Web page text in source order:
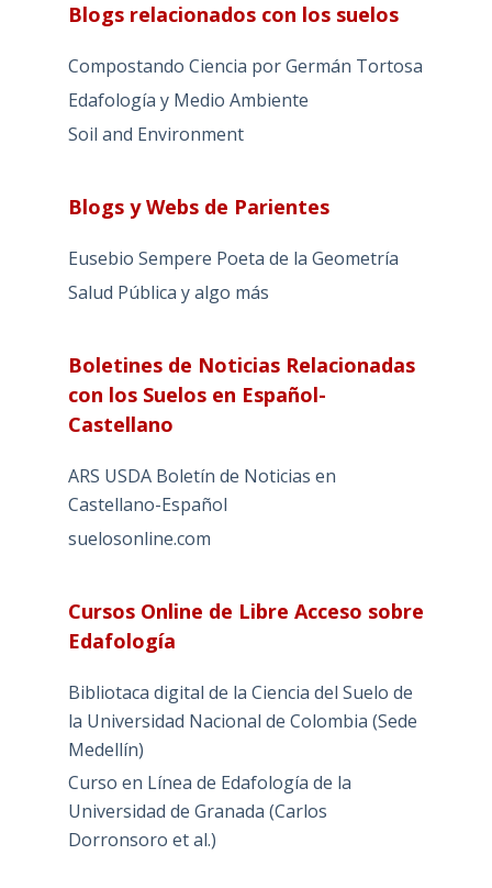
Blogs relacionados con los suelos
Compostando Ciencia por Germán Tortosa
Edafología y Medio Ambiente
Soil and Environment
Blogs y Webs de Parientes
Eusebio Sempere Poeta de la Geometría
Salud Pública y algo más
Boletines de Noticias Relacionadas
con los Suelos en Español-
Castellano
ARS USDA Boletín de Noticias en
Castellano-Español
suelosonline.com
Cursos Online de Libre Acceso sobre
Edafología
Bibliotaca digital de la Ciencia del Suelo de
la Universidad Nacional de Colombia (Sede
Medellín)
Curso en Línea de Edafología de la
Universidad de Granada (Carlos
Dorronsoro et al.)